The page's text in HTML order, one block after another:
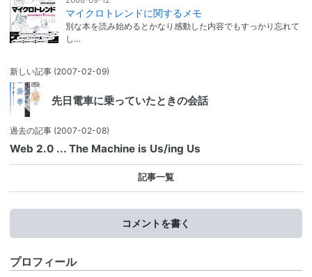
マイクロトレンドに関するメモ
別な本を読み始めるとかなり感動した内容でもすっかり忘れて
し…
新しい記事 (2007-02-09)
先日電車に乗っていたときの会話
過去の記事 (2007-02-08)
Web 2.0 ... The Machine is Us/ing Us
記事一覧
コメントを書く
プロフィール